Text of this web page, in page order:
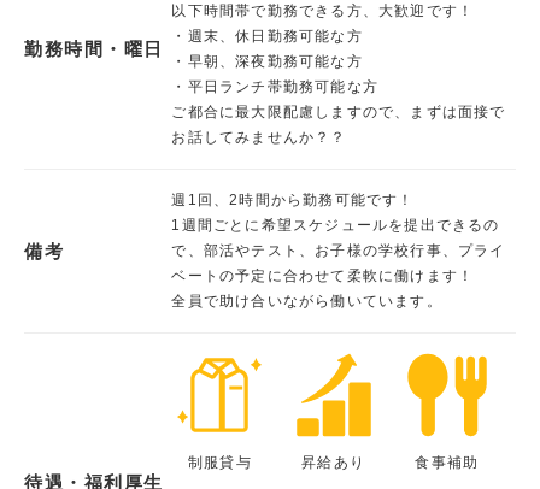
勤務時間・曜日
以下時間帯で勤務できる方、大歓迎です！
・週末、休日勤務可能な方
・早朝、深夜勤務可能な方
・平日ランチ帯勤務可能な方
ご都合に最大限配慮しますので、まずは面接で
お話してみませんか？？
備考
週1回、2時間から勤務可能です！
1週間ごとに希望スケジュールを提出できるの
で、部活やテスト、お子様の学校行事、プライ
ベートの予定に合わせて柔軟に働けます！
全員で助け合いながら働いています。
待遇・福利厚生
制服貸与 昇給あり 食事補助